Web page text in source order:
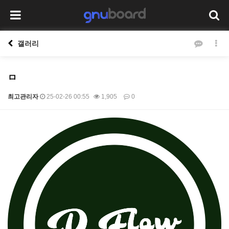
갤러리
ㅁ
최고관리자 25-02-26 00:55 1,905 0